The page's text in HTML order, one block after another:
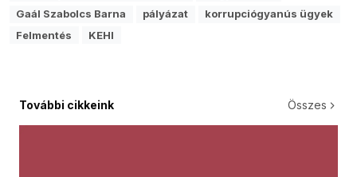
Gaál Szabolcs Barna
pályázat
korrupciógyanús ügyek
Felmentés
KEHI
További cikkeink Összes